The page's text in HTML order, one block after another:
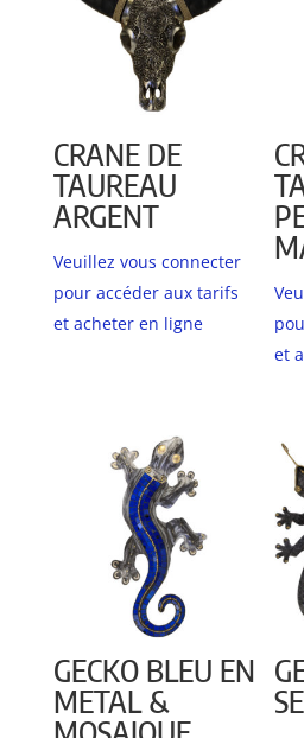
CRANE DE
TAUREAU
ARGENT
Veuillez vous connecter
pour accéder aux tarifs
et acheter en ligne
et
GECKO BLEU EN
METAL &